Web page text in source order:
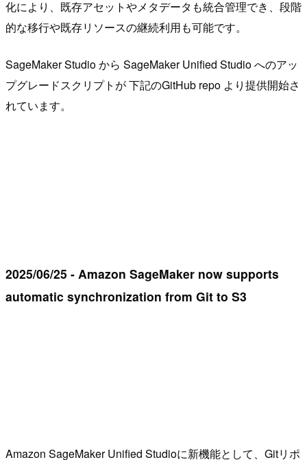
化により、既存アセットやメタデータも統合管理でき、段階
的な移行や既存リソースの継続利用も可能です。
SageMaker Studio から SageMaker Unified Studio へのアッ
プグレードスクリプトが 下記のGitHub repo より提供開始さ
れています。
2025/06/25 - Amazon SageMaker now supports
automatic synchronization from Git to S3
Amazon SageMaker Unified Studioに新機能として、Gitリポ